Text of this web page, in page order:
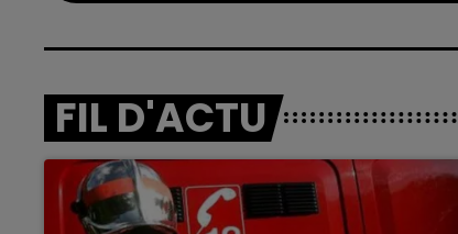
FIL D'ACTU